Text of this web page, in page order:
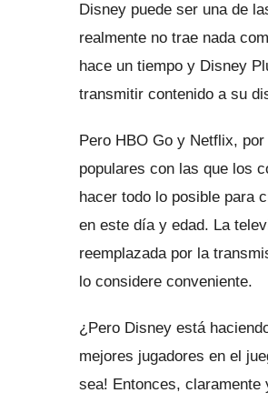
Disney puede ser una de
realmente no trae nada
hace un tiempo y Disney
transmitir contenido a su
Pero HBO Go y Netflix,
populares con las que los
hacer todo lo posible para
en este día y edad. La
reemplazada por la
lo considere conveniente.
¿Pero Disney está
mejores jugadores en el
sea! Entonces,